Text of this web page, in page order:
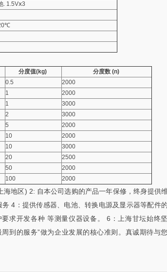
. 1.5Vⅹ3
分度值(kg)
分度数 (n)
0.5
2000
1
2000
1
3000
2
3000
5
2000
10
2000
10
3000
20
2500
50
2000
100 2000
地区) 2: 自本公司选购的产品一年保修，终身提供
4：提供传感器、电池、转换电源及显示器等配件
求开发各种 等测量仪器设备。 6：上海甘坛始终
到的服务”做为企业发展的核心准则。真诚期待与